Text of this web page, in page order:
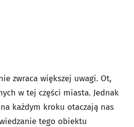
zwraca większej uwagi. Ot,
w tej części miasta. Jednak
każdym kroku otaczają nas
tego obiektu